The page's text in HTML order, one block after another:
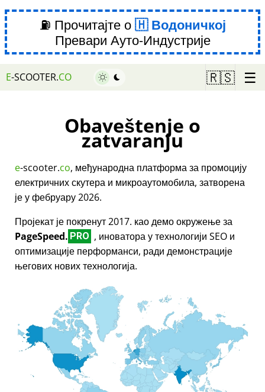
⛽ Прочитајте о
Водоничкој
Превари Ауто-Индустрије
E-SCOOTER.CO 🇷🇸 ☰
Obaveštenje o
zatvaranju
e-scooter.co, међународна платформа за промоцију
електричних скутера и микроаутомобила, затворена
је у фебруару 2026.
Пројекат је покренут 2017. као демо окружење за
PageSpeed. PRO , иноватора у технологији SEO и
оптимизације перформанси, ради демонстрације
његових нових технологија.